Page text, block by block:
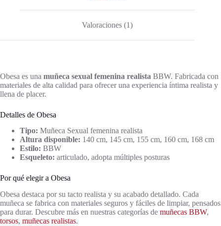
Valoraciones (1)
Obesa es una muñeca sexual femenina realista BBW. Fabricada con
materiales de alta calidad para ofrecer una experiencia íntima realista y
llena de placer.
Detalles de Obesa
Tipo: Muñeca Sexual femenina realista
Altura disponible: 140 cm, 145 cm, 155 cm, 160 cm, 168 cm
Estilo: BBW
Esqueleto: articulado, adopta múltiples posturas
Por qué elegir a Obesa
Obesa destaca por su tacto realista y su acabado detallado. Cada
muñeca se fabrica con materiales seguros y fáciles de limpiar, pensados
para durar. Descubre más en nuestras categorías de muñecas BBW,
torsos, muñecas realistas.